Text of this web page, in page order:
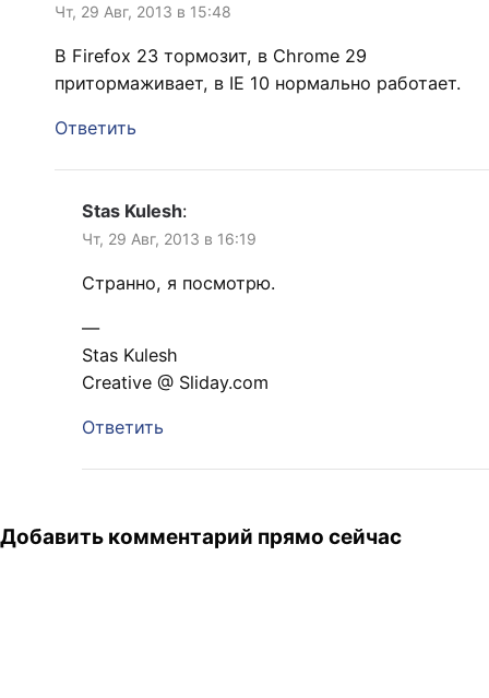
Чт, 29 Авг, 2013 в 15:48
В Firefox 23 тормозит, в Chrome 29
притормаживает, в IE 10 нормально работает.
Ответить
Stas Kulesh:
Чт, 29 Авг, 2013 в 16:19
Странно, я посмотрю.
—
Stas Kulesh
Creative @ Sliday.com
Ответить
Добавить комментарий прямо сейчас